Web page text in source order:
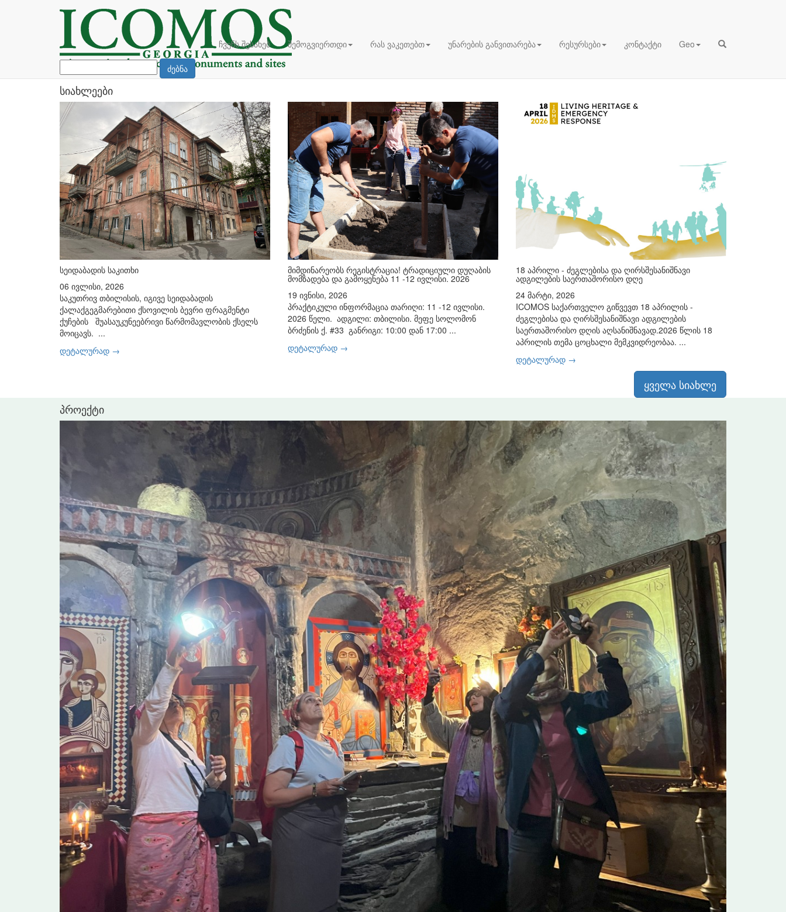
ჩვენს შესახებ შემოგვიერთდი რას ვაკეთებთ უნარების განვითარება რესურსები კონტაქტი Geo
ძებნა
ჩვენს შესახებ
ICOMOS საქართველო არის არასამთავრობო ორგანიზაცია, რომელიც დაფუძნდა 1993 წელს, როგორც ძეგლებისა და ღირსშესანიშნავი ადგილების საერთაშორისო საბჭოს
(ICOMOS) ეროვნული კომიტეტი.
დეტალურად
სიახლეები
სეიდაბადის საკითხი
06 ივლისი, 2026
საკუთრივ თბილისის, იგივე სეიდაბადის
ქალაქგეგმარებითი ქსოვილის ბევრი ფრაგმენტი
ქუჩების შუასაუკუნეებრივი წარმომავლობის ქსელს
მოიცავს. ...
დეტალურად →
მიმდინარეობს რეგისტრაცია! ტრადიციული დუღაბის
მომზადება და გამოყენება 11 -12 ივლისი. 2026
19 ივნისი, 2026
პრაქტიკული ინფორმაცია თარიღი: 11 -12 ივლისი.
2026 წელი. ადგილი: თბილისი. მეფე სოლომონ
ბრძენის ქ. #33 განრიგი: 10:00 დან 17:00 ...
დეტალურად →
18 აპრილი - ძეგლებისა და ღირსშესანიშნავი
ადგილების საერთაშორისო დღე
24 მარტი, 2026
ICOMOS საქართველო გიწვევთ 18 აპრილის -
ძეგლებისა და ღირსშესანიშნავი ადგილების
საერთაშორისო დღის აღსანიშნავად.2026 წლის 18
აპრილის თემა ცოცხალი მემკვიდრეობაა. ...
დეტალურად →
ყველა სიახლე
პროექტი